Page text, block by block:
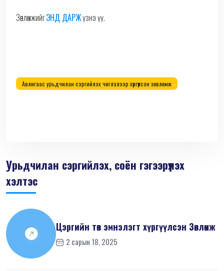
ЗөвлөмжийгЭНД ДАРЖүзнэ үү.
Авлигаас урьдчилан сэргийлэх чиглэлээр хүргүүлсэн зөвлөмж
Урьдчилан сэргийлэх, соён гэгээрүүлэх
хэлтэс
Цэргийн төв эмнэлэгт хүргүүлсэн Зөвлөмж
2 сарын 18, 2025